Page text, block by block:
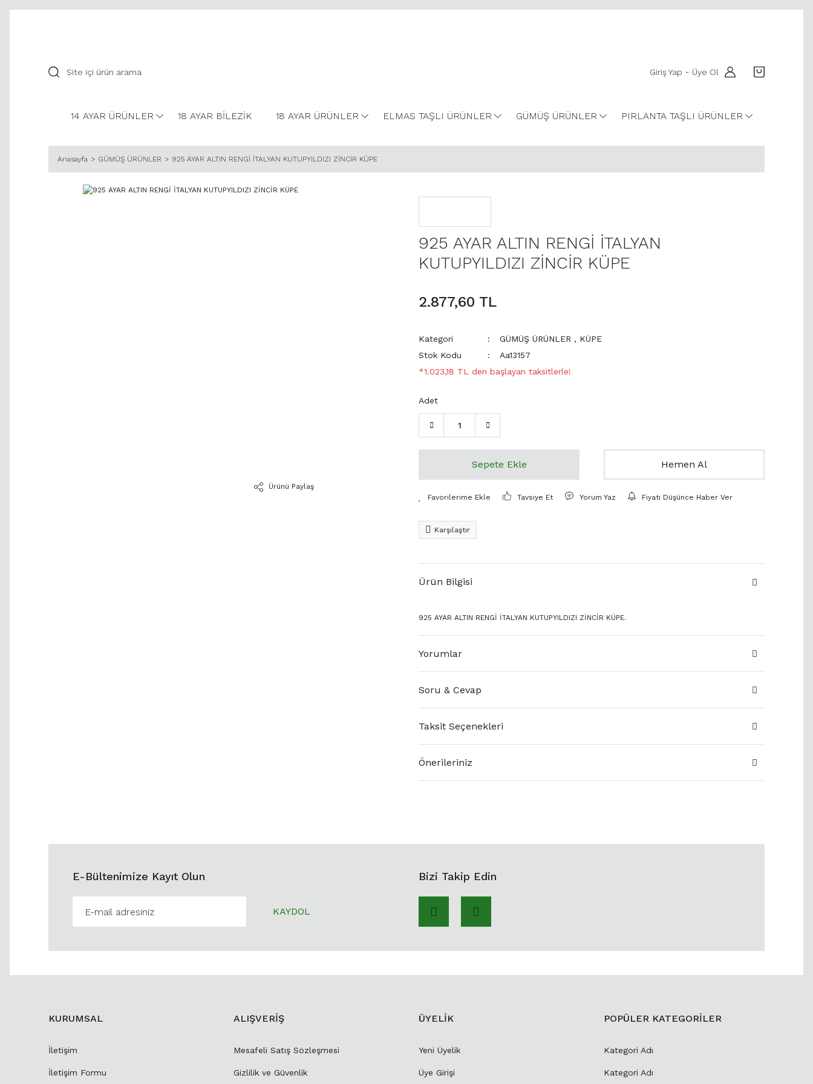
Giriş Yap - Üye Ol
14 AYAR ÜRÜNLER 18 AYAR BİLEZİK 18 AYAR ÜRÜNLER ELMAS TAŞLI ÜRÜNLER GÜMÜŞ ÜRÜNLER PIRLANTA TAŞLI ÜRÜNLER
Anasayfa GÜMÜŞ ÜRÜNLER 925 AYAR ALTIN RENGİ İTALYAN KUTUPYILDIZI ZİNCİR KÜPE
Ürünü Paylaş
925 AYAR ALTIN RENGİ İTALYAN
KUTUPYILDIZI ZİNCİR KÜPE
2.877,60 TL
Kategori GÜMÜŞ ÜRÜNLER , KÜPE
Stok Kodu
Aa13157
*1.023,18 TL den başlayan taksitlerle!
Adet
Sepete Ekle Hemen Al
Tavsiye Et Yorum Yaz Fiyatı Düşünce Haber Ver
Karşılaştır
Ürün Bilgisi
925 AYAR ALTIN RENGİ İTALYAN KUTUPYILDIZI ZİNCİR KÜPE.
Yorumlar
Soru & Cevap
Taksit Seçenekleri
Önerileriniz
E-Bültenimize Kayıt Olun
KAYDOL
Bizi Takip Edin
KURUMSAL
İletişim
İletişim Formu
ALIŞVERİŞ
Mesafeli Satış Sözleşmesi
Gizlilik ve Güvenlik
ÜYELİK
Yeni Üyelik
Üye Girişi
POPÜLER KATEGORİLER
Kategori Adı
Kategori Adı